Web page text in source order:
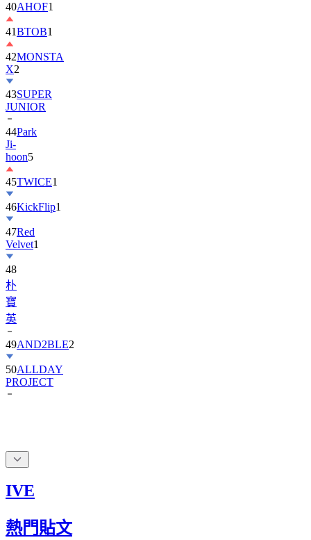
40AHOF1
41BTOB1
42MONSTA
X2
43SUPER
JUNIOR
44Park
Ji-
hoon5
45TWICE1
46KickFlip1
47Red
Velvet1
48
朴
寶
英
49AND2BLE2
50ALLDAY
PROJECT
IVE
熱門貼文